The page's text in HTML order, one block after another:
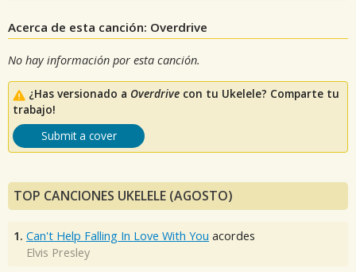
Acerca de esta canción: Overdrive
No hay información por esta canción.
¿Has versionado a Overdrive con tu Ukelele? Comparte tu
trabajo!
Submit a cover
TOP CANCIONES UKELELE (AGOSTO)
1. Can't Help Falling In Love With You acordes
Elvis Presley